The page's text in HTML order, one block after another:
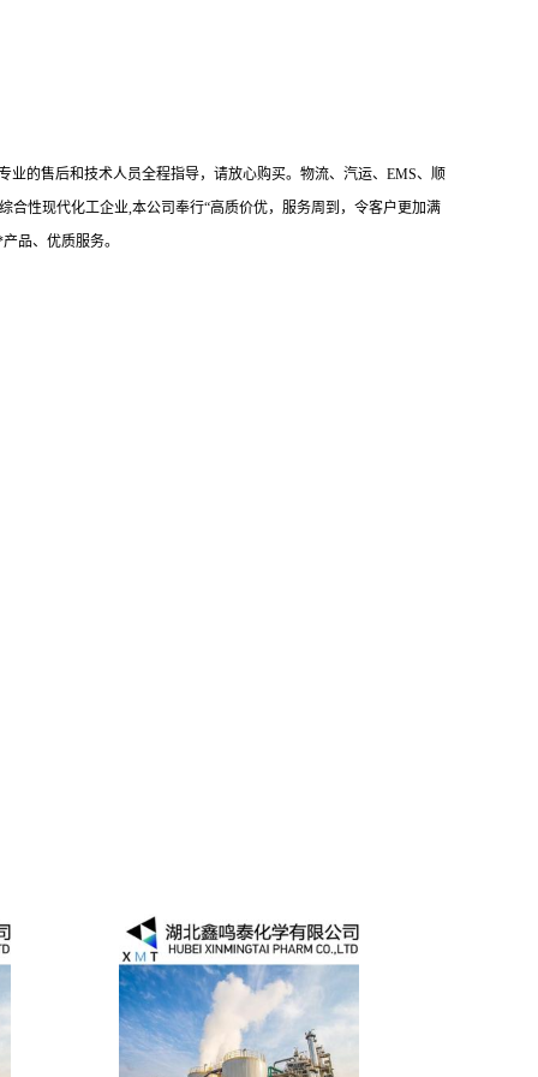
的售后和技术人员全程指导，请放心购买。物流、汽运、EMS、顺
性现代化工企业,本公司奉行“高质价优，服务周到，令客户更加满
品、优质服务。